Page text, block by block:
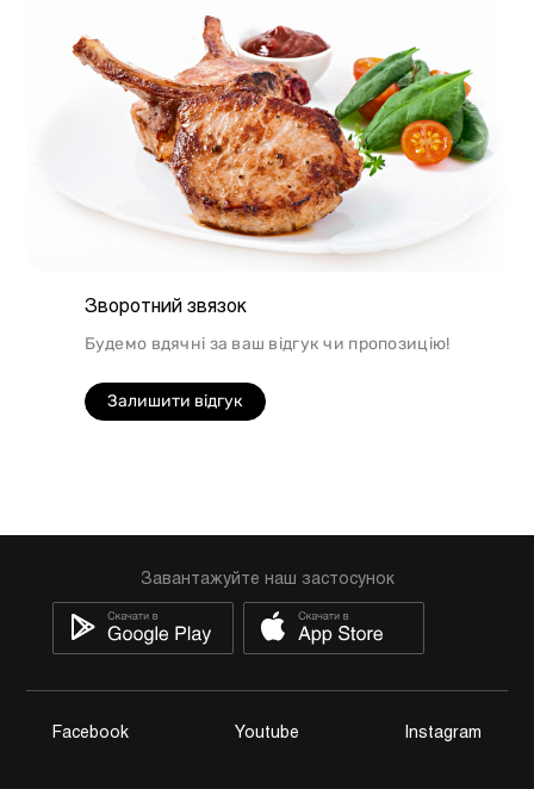
Зворотний звязок
Будемо вдячні за ваш відгук чи пропозицію!
Залишити відгук
Завантажуйте наш застосунок
Facebook Youtube Instagram